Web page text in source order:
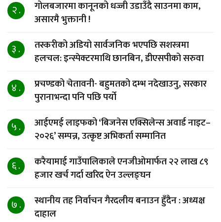
२ .
गोलबजारमा कानूनको धज्जी उडाउँदै साउनमा काम,
असारमै भुक्तानी !
३ .
तस्करीको अडियो सार्वजनिक भएपछि सशस्त्रमा
हलचल: इन्स्पेक्टरमाथि छानबिन, डीएसपीको सरुवा
४ .
प्रचण्डको चेतावनी- बहुमतको दम्भ नदेखाउनु, सरकार
पुरानाभन्दा पनि पछि पर्यो
५ .
आईएमई लाइफको ‘बिजनेस एक्सिलेन्स अवार्ड नाइट–
२०२६’ सम्पन्न, उत्कृष्ट अभिकर्ता सम्मानित
६ .
करैयामाई गाउँपालिकाले एनजीओमार्फत २२ लाख ८९
हजार खर्च गर्दा खरिद ऐन उल्लङ्घन
७ .
स्थानीय तह निर्वाचन गैरदलीय बनाउन हुँदैन : अध्यक्ष
दाहाल